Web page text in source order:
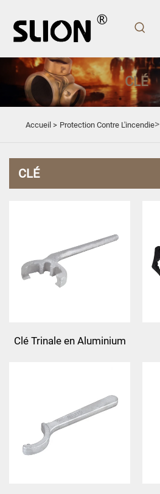
CLÉ
Accueil > Protection Contre L'incendie>
CLÉ
Clé Trinale en Aluminium